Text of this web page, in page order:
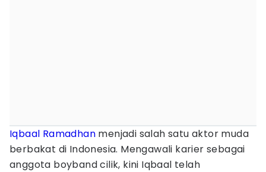
Iqbaal Ramadhan menjadi salah satu aktor muda
berbakat di Indonesia. Mengawali karier sebagai
anggota boyband cilik, kini Iqbaal telah